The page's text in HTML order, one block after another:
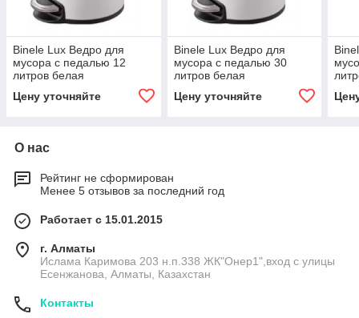
Binele Lux Ведро для
мусора с педалью 12
литров белая
Цену уточняйте
Binele Lux Ведро для
мусора с педалью 30
литров белая
Цену уточняйте
О нас
Рейтинг не сформирован
Менее 5 отзывов за последний год
Работает с 15.01.2015
г. Алматы
Ислама Каримова 203 н.п.338 ЖК"Онер1",вход с улицы
Есенжанова, Алматы, Казахстан
Контакты